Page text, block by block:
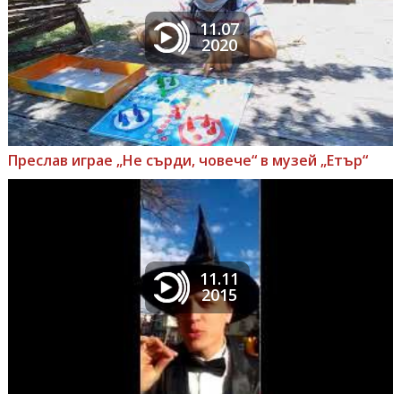
11.07
2020
Преслав играе „Не сърди, човече“ в музей „Етър“
11.11
2015